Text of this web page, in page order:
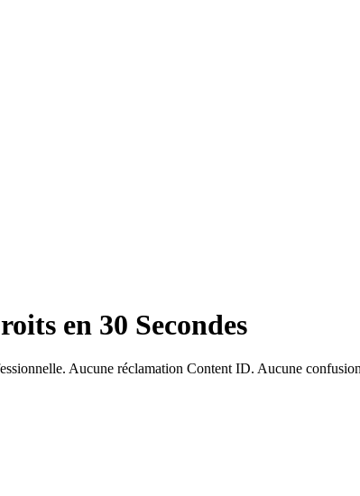
en 30 Secondes
Aucune réclamation Content ID. Aucune